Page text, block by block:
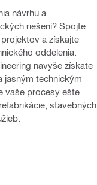
návrhu a
riešení? Spojte
a získajte
oddelenia.
navyše získate
jasným technickým
vaše procesy ešte
stavebných